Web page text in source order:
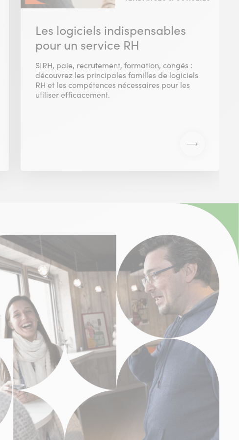
Les logiciels indispensables
pour un service RH
SIRH, paie, recrutement, formation, congés :
découvrez les principales familles de logiciels
RH et les compétences nécessaires pour les
utiliser efficacement.